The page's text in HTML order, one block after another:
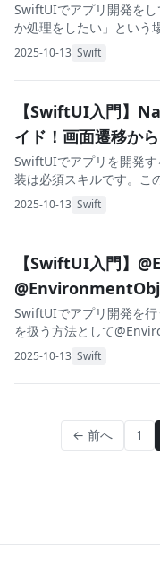
SwiftUIでアプリ開発を
か処理をしたい」という
利なのがonTapGesture
2025-10-13 Swift
【SwiftUI入門】
イド！画面遷移か
SwiftUIでアプリを開発
装は必須スキルです。こ
実践的な使い方まで、初
2025-10-13 Swift
【SwiftUI入門】
SwiftUIでアプリ開発を
を扱う方法として
@Environmentの基本か
2025-10-13 Swift
← 前へ 1